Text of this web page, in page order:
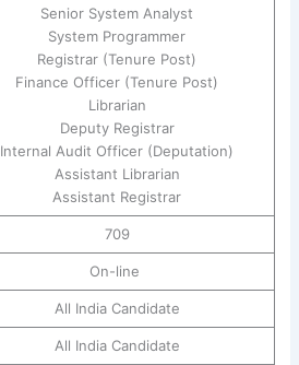
Senior System Analyst
System Programmer
Registrar (Tenure Post)
Finance Officer (Tenure Post)
Librarian
Deputy Registrar
Internal Audit Officer (Deputation)
Assistant Librarian
Assistant Registrar
709
On-line
All India Candidate
All India Candidate